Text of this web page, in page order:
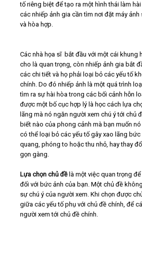
tố riêng biệt để tạo ra một hình thái làm
các nhiếp ảnh gia cần tìm nơi đặt máy
và hòa hợp.
Các nhà họa sĩ bắt đầu với một cái khung
cho là quan trọng, còn nhiếp ảnh gia bắt
các chi tiết và họ phải loại bỏ các yếu tố
chính. Do đó nhiếp ảnh là một quá trình
tìm ra sự hài hòa trong các bối cảnh hỗn
được một bố cục hợp lý là học cách lựa
lãng mà nó ngăn người xem chú ý tới chủ
biết nào của phong cảnh mà bạn muốn
có thể loại bỏ các yếu tố gây xao lãng
quang, phóng to hoặc thu nhỏ, hay thay
gọn gàng.
Lựa chọn chủ đề là một việc quan trọng
đối với bức ảnh của bạn. Một chủ đề
sự chú ý của người xem. Khi chọn được
giữa các yếu tố phụ với chủ đề chính, để
người xem tới chủ đề chính.